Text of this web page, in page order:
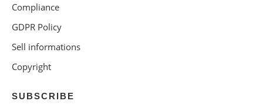
Compliance
GDPR Policy
Sell informations
Copyright
SUBSCRIBE